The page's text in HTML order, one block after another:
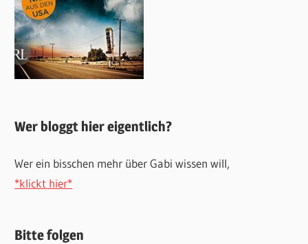
Wer bloggt hier eigentlich?
Wer ein bisschen mehr über Gabi wissen will,
*klickt hier*
Bitte folgen